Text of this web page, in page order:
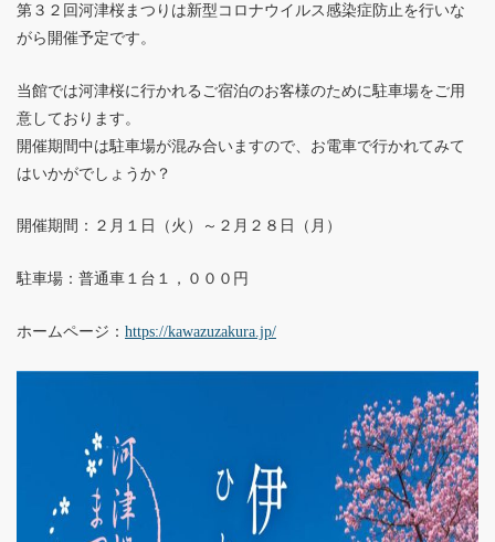
第３２回河津桜まつりは新型コロナウイルス感染症防止を行いな
がら開催予定です。
当館では河津桜に行かれるご宿泊のお客様のために駐車場をご用
意しております。
開催期間中は駐車場が混み合いますので、お電車で行かれてみて
はいかがでしょうか？
開催期間：２月１日（火）～２月２８日（月）
駐車場：普通車１台１，０００円
ホームページ： https://kawazuzakura.jp/